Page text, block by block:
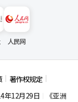
人民网
著作权规定
年12月29日
《亚洲